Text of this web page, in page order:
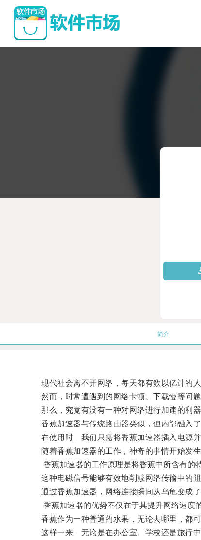
简介
现代社会离不开网络，每天都有数以亿计的人
然而，时常遭遇到的网络卡顿、下载慢等问题
那么，究竟有没有一种对网络进行加速的利器
香蕉加速器与传统路由器类似，但内部融入了
在使用时，我们只需将香蕉加速器插入电源并
随着香蕉加速器的工作，神奇的事情开始发生
香蕉加速器的工作原理是将香蕉中所含有的特
这种电磁信号能够有效地削减网络传输中的阻
通过香蕉加速器，网络连接瞬间从乌龟变成了
香蕉加速器的优势不仅在于其提升网络速度的
香蕉作为一种普通的水果，无论去哪里，都可
这样一来，无论是在办公室、学校还是旅行中